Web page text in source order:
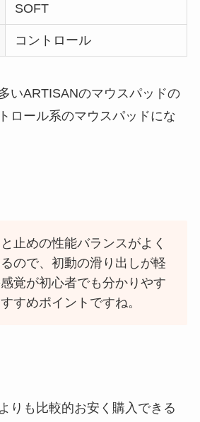
SOFT
コントロール
いARTISANのマウスパッドの
ロール系のマウスパッドにな
止めの性能バランスがよく
ので、初動の滑り出しが軽
覚が初心者でも分かりやす
すめポイントですね。
りも比較的お安く購入できる